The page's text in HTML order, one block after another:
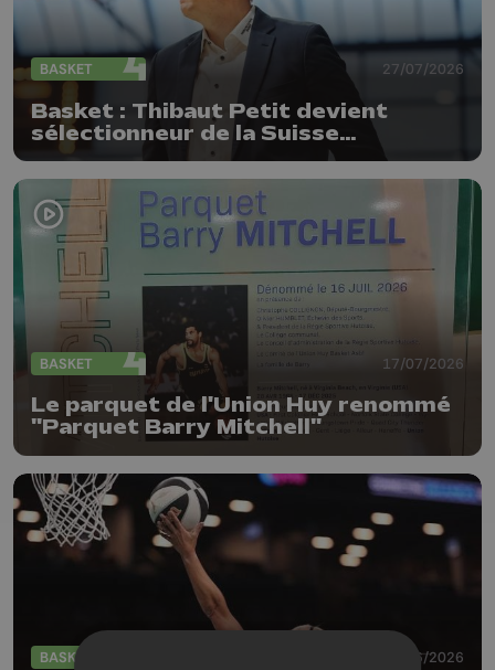
BASKET 27/07/2026
Basket : Thibaut Petit devient
sélectionneur de la Suisse
(messieurs)
BASKET 17/07/2026
Le parquet de l'Union Huy renommé
"Parquet Barry Mitchell"
BASKET 26/06/2026